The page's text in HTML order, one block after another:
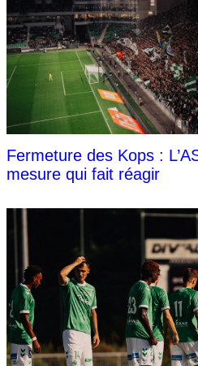
Fermeture des Kops :
mesure qui fait réagir